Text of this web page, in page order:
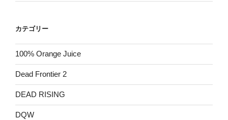
カテゴリー
100% Orange Juice
Dead Frontier 2
DEAD RISING
DQW